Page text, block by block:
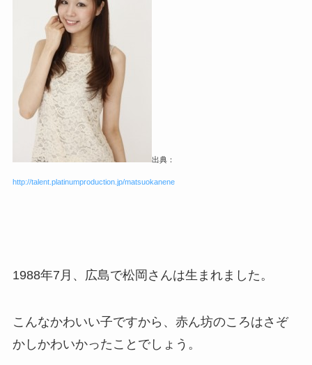
出典：
http://talent.platinumproduction.jp/matsuokanene
1988年7月、広島で松岡さんは生まれました。
こんなかわいい子ですから、赤ん坊のころはさぞ
かしかわいかったことでしょう。